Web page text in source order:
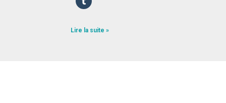
Lire la suite »